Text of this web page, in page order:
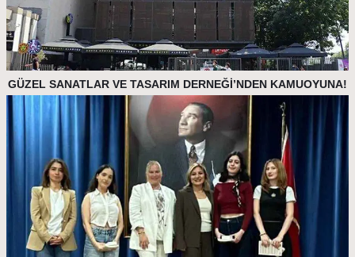
GÜZEL SANATLAR VE TASARIM DERNEĞİ’NDEN KAMUOYUNA!